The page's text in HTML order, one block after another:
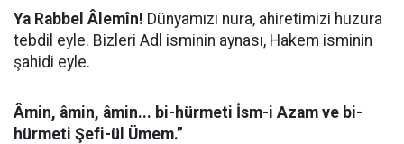
Ya Rabbel Âlemîn! Dünyamızı nura, ahiretimizi huzura
tebdil eyle. Bizleri Adl isminin aynası, Hakem isminin
şahidi eyle.
Âmin, âmin, âmin... bi-hürmeti İsm-i Azam ve bi-
hürmeti Şefi-ül Ümem.”